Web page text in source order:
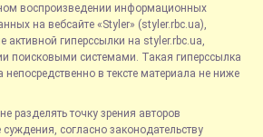
воспроизведении информационных
на вебсайте «Styler» (styler.rbc.ua),
активной гиперссылки на styler.rbc.ua,
поисковыми системами. Такая гиперссылка
в тексте материала не ниже
разделять точку зрения авторов
согласно законодательству